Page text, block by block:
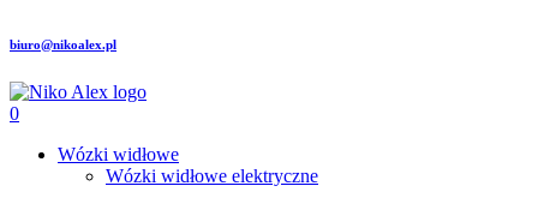
biuro@nikoalex.pl
0
Wózki widłowe
Wózki widłowe elektryczne